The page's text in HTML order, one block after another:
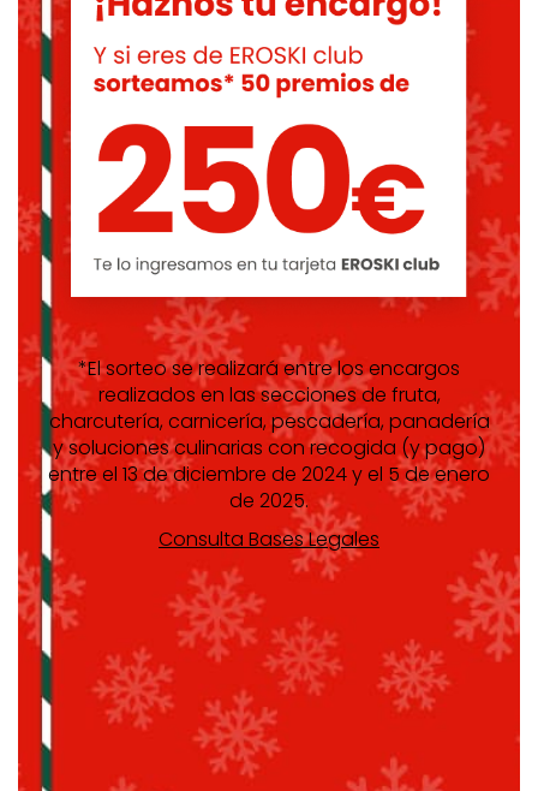
*El sorteo se realizará entre los encargos
realizados en las secciones de fruta,
charcutería, carnicería, pescadería, panadería
y soluciones culinarias con recogida (y pago)
entre el 13 de diciembre de 2024 y el 5 de enero
de 2025.
Consulta Bases Legales